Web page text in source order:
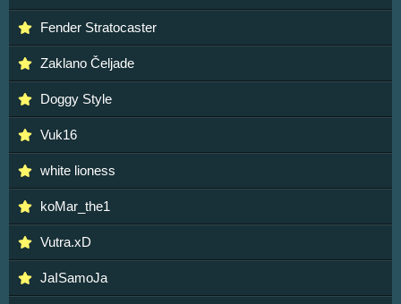
Fender Stratocaster
Zaklano Čeljade
Doggy Style
Vuk16
white lioness
koMar_the1
Vutra.xD
JaISamoJa